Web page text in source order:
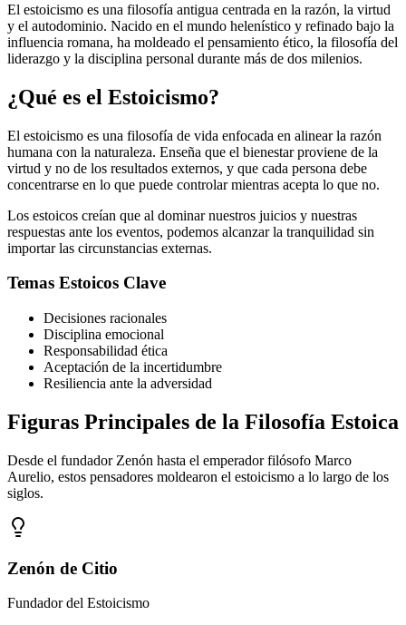
El estoicismo es una filosofía antigua centrada en la razón, la virtud
y el autodominio. Nacido en el mundo helenístico y refinado bajo la
influencia romana, ha moldeado el pensamiento ético, la filosofía del
liderazgo y la disciplina personal durante más de dos milenios.
¿Qué es el Estoicismo?
El estoicismo es una filosofía de vida enfocada en alinear la razón
humana con la naturaleza. Enseña que el bienestar proviene de la
virtud y no de los resultados externos, y que cada persona debe
concentrarse en lo que puede controlar mientras acepta lo que no.
Los estoicos creían que al dominar nuestros juicios y nuestras
respuestas ante los eventos, podemos alcanzar la tranquilidad sin
importar las circunstancias externas.
Temas Estoicos Clave
Decisiones racionales
Disciplina emocional
Responsabilidad ética
Aceptación de la incertidumbre
Resiliencia ante la adversidad
Figuras Principales de la Filosofía Estoica
Desde el fundador Zenón hasta el emperador filósofo Marco
Aurelio, estos pensadores moldearon el estoicismo a lo largo de los
siglos.
Zenón de Citio
Fundador del Estoicismo